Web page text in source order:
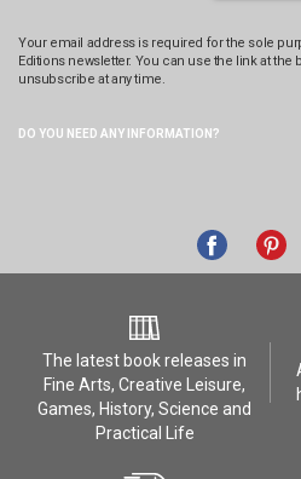
Your email address is required for the sole
Editions newsletter. You can use the link at the
unsubscribe at any time.
DO YOU NEED ANY INFORMATION?
The latest book releases in
Fine Arts, Creative Leisure,
Games, History, Science and
Practical Life